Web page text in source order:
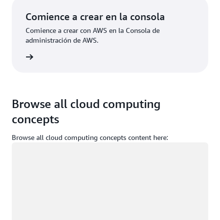
Comience a crear en la consola
Comience a crear con AWS en la Consola de
administración de AWS.
Browse all cloud computing
concepts
Browse all cloud computing concepts content here: